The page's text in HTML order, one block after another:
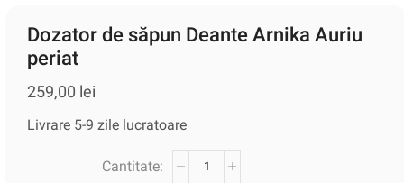
Dozator de săpun Deante Arnika Auriu
periat
259,00 lei
Livrare 5-9 zile lucratoare